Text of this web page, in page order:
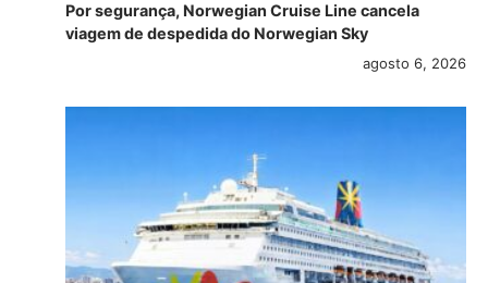
Por segurança, Norwegian Cruise Line cancela
viagem de despedida do Norwegian Sky
agosto 6, 2026